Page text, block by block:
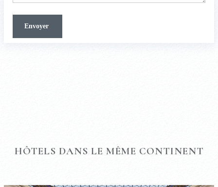
HÔTELS DANS LE MÊME CONTINENT